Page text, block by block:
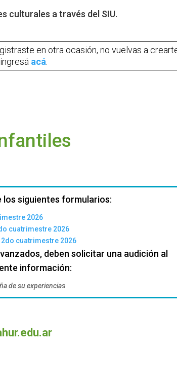
culturales a través del SIU.
en otra ocasión, no vuelvas a
acá.
los siguientes formularios:
2026
cuatrimestre 2026
cuatrimestre 2026
deben solicitar una audición al
información:
de su experiencias